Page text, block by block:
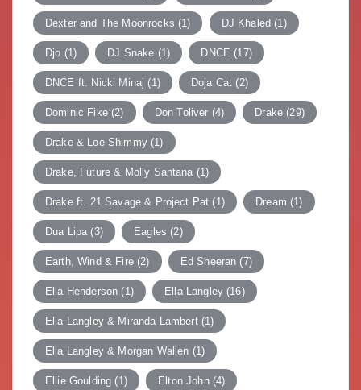
Dexter and The Moonrocks (1) DJ Khaled (1)
Djo (1) DJ Snake (1) DNCE (17)
DNCE ft. Nicki Minaj (1) Doja Cat (2)
Dominic Fike(2) Don Toliver (4) Drake (29)
Drake & Loe Shimmy(1)
Drake, Future & Molly Santana (1)
Drake ft. 21 Savage & Project Pat (1) Dream (1)
Dua Lipa (3) Eagles (2)
Earth, Wind & Fire(2) Ed Sheeran (7)
Ella Henderson (1) Ella Langley(16)
Ella Langley & Miranda Lambert(1)
Ella Langley & Morgan Wallen (1)
Ellie Goulding (1) Elton John(4)